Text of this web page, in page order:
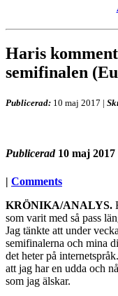
Haris
semifinalen
Publicerad: 10 maj 2017 |
Publicerad 10 maj 2017
| Comments
KRÖNIKA/ANALYS.
som varit med så pass
Jag tänkte att under
semifinalerna och mina
det heter på
att jag har en udda och
som jag älskar.